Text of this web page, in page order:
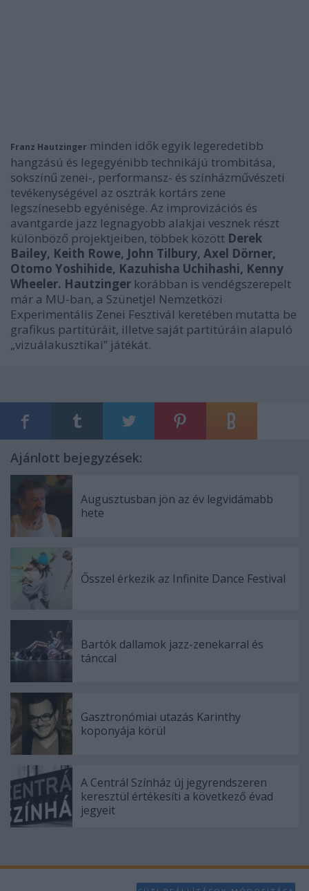
Franz Hautzinger minden idők egyik legeredetibb
hangzású és legegyénibb technikájú trombitása,
sokszínű zenei-, performansz- és színházművészeti
tevékenységével az osztrák kortárs zene
legszínesebb egyénisége. Az improvizációs és
avantgarde jazz legnagyobb alakjai vesznek részt
különböző projektjeiben, többek között Derek
Bailey, Keith Rowe, John Tilbury, Axel Dörner,
Otomo Yoshihide, Kazuhisha Uchihashi, Kenny
Wheeler. Hautzinger korábban is vendégszerepelt
már a MU-ban, a Szünetjel Nemzetközi
Experimentális Zenei Fesztivál keretében mutatta be
grafikus partitúráit, illetve saját partitúráin alapuló
„vizuálakusztikai” játékát.
Ajánlott bejegyzések:
Augusztusban jön az év legvidámabb
hete
Ősszel érkezik az Infinite Dance Festival
Bartók dallamok jazz-zenekarral és
tánccal
Gasztronómiai utazás Karinthy
koponyája körül
A Centrál Színház új jegyrendszeren
keresztül értékesíti a következő évad
jegyeit